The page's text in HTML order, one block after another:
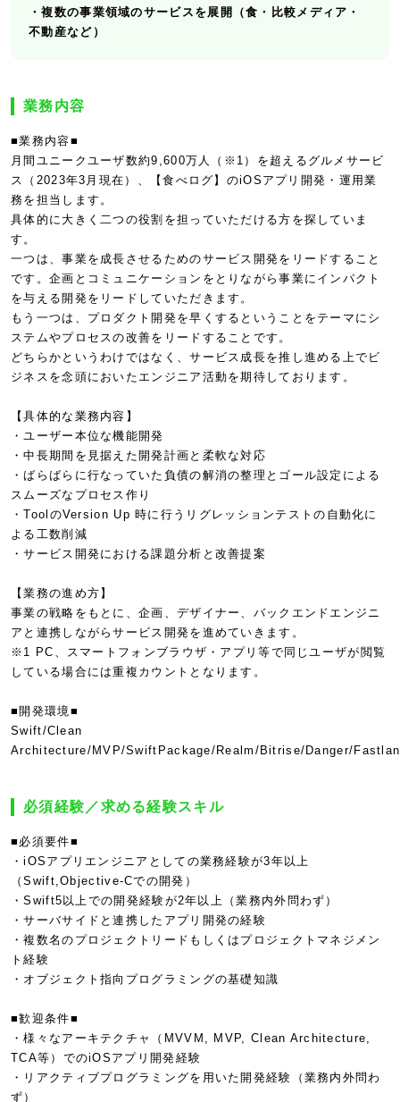
・複数の事業領域のサービスを展開（食・比較メディア・
不動産など）
業務内容
■業務内容■
月間ユニークユーザ数約9,600万人（※1）を超えるグルメサービ
ス（2023年3月現在）、【食べログ】のiOSアプリ開発・運用業
務を担当します。
具体的に大きく二つの役割を担っていただける方を探していま
す。
一つは、事業を成長させるためのサービス開発をリードすること
です。企画とコミュニケーションをとりながら事業にインパクト
を与える開発をリードしていただきます。
もう一つは、プロダクト開発を早くするということをテーマにシ
ステムやプロセスの改善をリードすることです。
どちらかというわけではなく、サービス成長を推し進める上でビ
ジネスを念頭においたエンジニア活動を期待しております。
【具体的な業務内容】
・ユーザー本位な機能開発
・中長期間を見据えた開発計画と柔軟な対応
・ばらばらに行なっていた負債の解消の整理とゴール設定による
スムーズなプロセス作り
・ToolのVersion Up 時に行うリグレッションテストの自動化に
よる工数削減
・サービス開発における課題分析と改善提案
【業務の進め方】
事業の戦略をもとに、企画、デザイナー、バックエンドエンジニ
アと連携しながらサービス開発を進めていきます。
※1 PC、スマートフォンブラウザ・アプリ等で同じユーザが閲覧
している場合には重複カウントとなります。
■開発環境■
Swift/Clean
Architecture/MVP/SwiftPackage/Realm/Bitrise/Danger/
必須経験／求める経験スキル
■必須要件■
・iOSアプリエンジニアとしての業務経験が3年以上
（Swift,Objective-Cでの開発）
・Swift5以上での開発経験が2年以上（業務内外問わず）
・サーバサイドと連携したアプリ開発の経験
・複数名のプロジェクトリードもしくはプロジェクトマネジメン
ト経験
・オブジェクト指向プログラミングの基礎知識
■歓迎条件■
・様々なアーキテクチャ（MVVM, MVP, Clean Architecture,
TCA等）でのiOSアプリ開発経験
・リアクティブプログラミングを用いた開発経験（業務内外問わ
ず）